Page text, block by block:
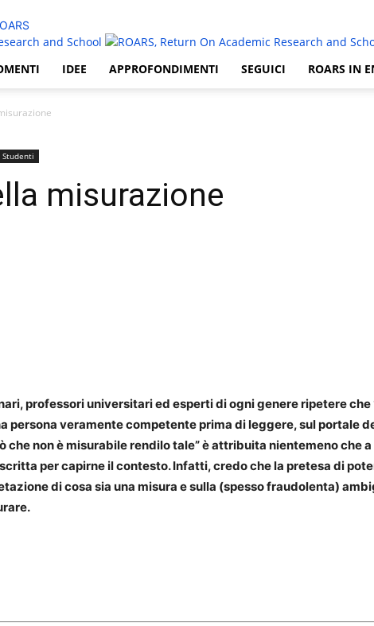
IDEE APPROFONDIMENTI SEGUICI ROARS IN
Studenti
misurazione
professori universitari ed esperti di ogni genere ripetere che
persona veramente competente prima di leggere, sul portale
che non è misurabile rendilo tale” è attribuita nientemeno che
scritta per capirne il contesto. Infatti, credo che la pretesa di
di cosa sia una misura e sulla (spesso fraudolenta)